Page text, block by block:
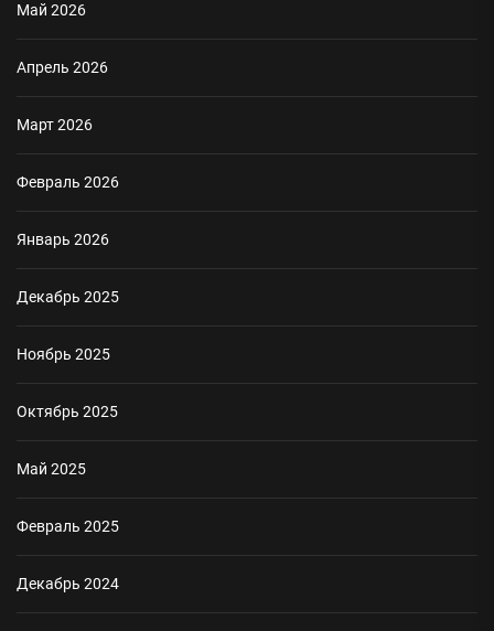
Май 2026
Апрель 2026
Март 2026
Февраль 2026
Январь 2026
Декабрь 2025
Ноябрь 2025
Октябрь 2025
Май 2025
Февраль 2025
Декабрь 2024